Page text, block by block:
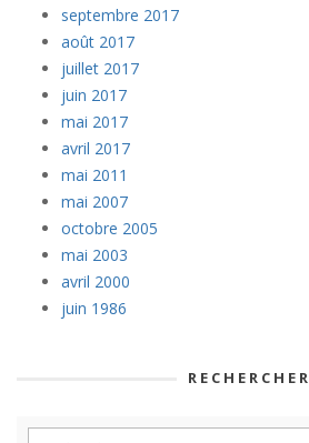
septembre 2017
août 2017
juillet 2017
juin 2017
mai 2017
avril 2017
mai 2011
mai 2007
octobre 2005
mai 2003
avril 2000
juin 1986
RECHERCHER